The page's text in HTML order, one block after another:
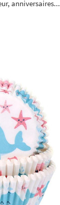
anniversaires...